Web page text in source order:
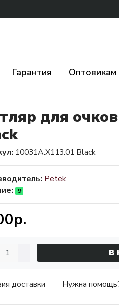
Гарантия Оптовикам
для
10031A.X113.01 Black
Petek
9
В
доставки Нужна